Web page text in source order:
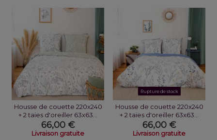
Housse de couette 220x240
+ 2 taies d'oreiller 63x63...
66,00 €
Livraison gratuite
Rupture de stock
Housse de couette 220x240
+ 2 taies d'oreiller 63x63...
66,00 €
Livraison gratuite